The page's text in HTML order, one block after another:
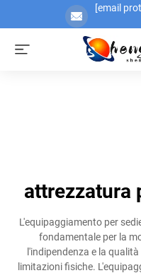
[email
attrezzatura
L'equipaggiamento per
fondamentale per la
l'indipendenza e la
limitazioni fisiche.